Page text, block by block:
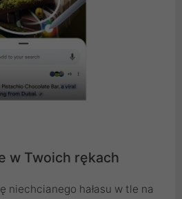
w Twoich rękach
niechcianego hałasu w tle na